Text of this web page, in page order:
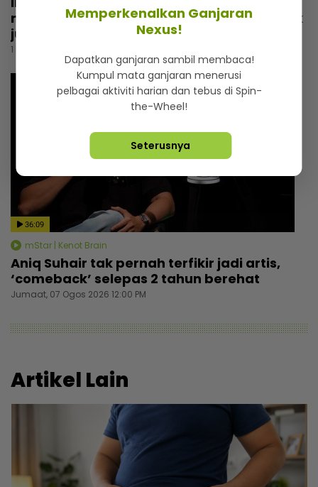
mak sampai nak buat ‘appointment’ untuk
jumpa
1 hari lalu
36:09
mStar | Kenot Brain
Aniq Suhair tak pernah terfikir jadi artis,
‘comeback’ selepas 2 tahun berehat
Jumaat, 07 Ogos 2026 12:00 PM
Artikel Lain
Memperkenalkan Ganjaran
Nexus!
Dapatkan ganjaran sambil membaca!
Kumpul mata ganjaran menerusi
pelbagai aktiviti harian dan tebus di Spin-
the-Wheel!
Seterusnya